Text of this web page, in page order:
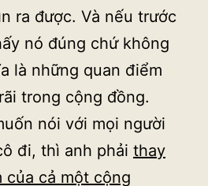
ra được. Và nếu trước
nó đúng chứ không
là những quan điểm
trong cộng đồng.
nói với mọi người
đi, thì anh phải thay
của cả một cộng